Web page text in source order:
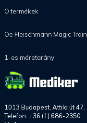
O termékek
Oe Fleischmann Magic Train
1-es méretarány
1013 Budapest, Attila út 47.
Telefon: +36 (1) 686-2350